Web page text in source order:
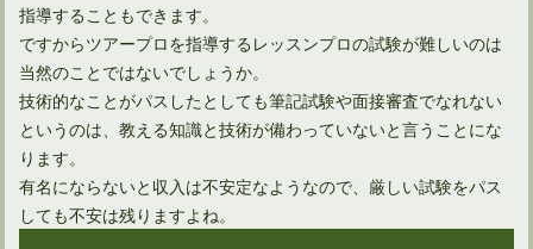
指導することもできます。
ですからツアープロを指導するレッスンプロの試験が難しいのは
当然のことではないでしょうか。
技術的なことがパスしたとしても筆記試験や面接審査でなれない
というのは、教える知識と技術が備わっていないと言うことにな
ります。
有名にならないと収入は不安定なようなので、厳しい試験をパス
しても不安は残りますよね。